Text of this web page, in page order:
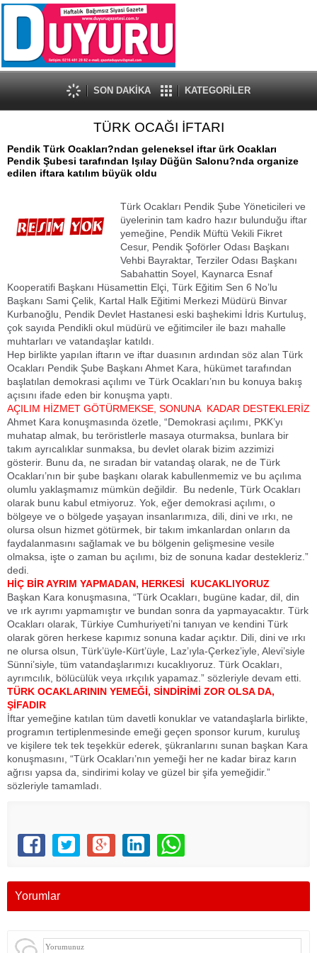
SON DAKİKA KATEGORİLER
TÜRK OCAĞI İFTARI
Pendik Türk Ocakları?ndan geleneksel iftar ürk Ocakları
Pendik Şubesi tarafından Işılay Düğün Salonu?nda organize
edilen iftara katılım büyük oldu
Türk Ocakları Pendik Şube Yöneticileri ve
üyelerinin tam kadro hazır bulunduğu iftar
yemeğine, Pendik Müftü Vekili Fikret
Cesur, Pendik Şoförler Odası Başkanı
Vehbi Bayraktar, Terziler Odası Başkanı
Sabahattin Soyel, Kaynarca Esnaf
Kooperatifi Başkanı Hüsamettin Elçi, Türk Eğitim Sen 6 No’lu
Başkanı Sami Çelik, Kartal Halk Eğitimi Merkezi Müdürü Binvar
Kurbanoğlu, Pendik Devlet Hastanesi eski başhekimi İdris Kurtuluş,
çok sayıda Pendikli okul müdürü ve eğitimciler ile bazı mahalle
muhtarları ve vatandaşlar katıldı.
Hep birlikte yapılan iftarın ve iftar duasının ardından söz alan Türk
Ocakları Pendik Şube Başkanı Ahmet Kara, hükümet tarafından
başlatılan demokrasi açılımı ve Türk Ocakları’nın bu konuya bakış
açısını ifade eden bir konuşma yaptı.
AÇILIM HİZMET GÖTÜRMEKSE, SONUNA KADAR DESTEKLERİZ
Ahmet Kara konuşmasında özetle, “Demokrasi açılımı, PKK’yı
muhatap almak, bu teröristlerle masaya oturmaksa, bunlara bir
takım ayrıcalıklar sunmaksa, bu devlet olarak bizim azzimizi
gösterir. Bunu da, ne sıradan bir vatandaş olarak, ne de Türk
Ocakları’nın bir şube başkanı olarak kabullenmemiz ve bu açılıma
olumlu yaklaşmamız mümkün değildir. Bu nedenle, Türk Ocakları
olarak bunu kabul etmiyoruz. Yok, eğer demokrasi açılımı, o
bölgeye ve o bölgede yaşayan insanlarımıza, dili, dini ve ırkı, ne
olursa olsun hizmet götürmek, bir takım imkanlardan onların da
faydalanmasını sağlamak ve bu bölgenin gelişmesine vesile
olmaksa, işte o zaman bu açılımı, biz de sonuna kadar destekleriz.”
dedi.
HİÇ BİR AYRIM YAPMADAN, HERKESİ KUCAKLIYORUZ
Başkan Kara konuşmasına, “Türk Ocakları, bugüne kadar, dil, din
ve ırk ayrımı yapmamıştır ve bundan sonra da yapmayacaktır. Türk
Ocakları olarak, Türkiye Cumhuriyeti’ni tanıyan ve kendini Türk
olarak gören herkese kapımız sonuna kadar açıktır. Dili, dini ve ırkı
ne olursa olsun, Türk’üyle-Kürt’üyle, Laz’ıyla-Çerkez’iyle, Alevi’siyle
Sünni’siyle, tüm vatandaşlarımızı kucaklıyoruz. Türk Ocakları,
ayrımcılık, bölücülük veya ırkçılık yapamaz.” sözleriyle devam etti.
TÜRK OCAKLARININ YEMEĞİ, SİNDİRİMİ ZOR OLSA DA,
ŞİFADIR
İftar yemeğine katılan tüm davetli konuklar ve vatandaşlarla birlikte,
programın tertiplenmesinde emeği geçen sponsor kurum, kuruluş
ve kişilere tek tek teşekkür ederek, şükranlarını sunan başkan Kara
konuşmasını, “Türk Ocakları’nın yemeği her ne kadar biraz karın
ağrısı yapsa da, sindirimi kolay ve güzel bir şifa yemeğidir.”
sözleriyle tamamladı.
Yorumlar